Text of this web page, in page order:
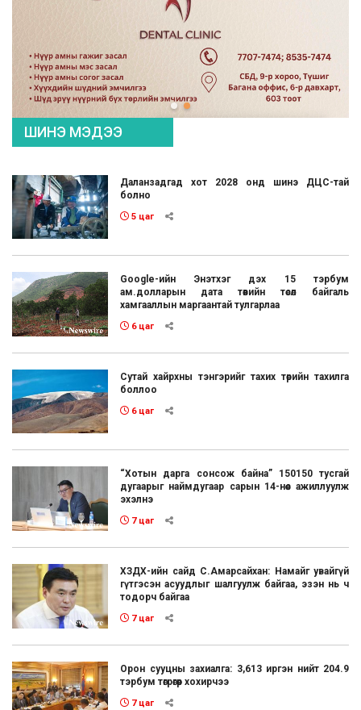
ШИНЭ МЭДЭЭ
Даланзадгад хот 2028 онд шинэ ДЦС-тай
болно
5 цаг
Google-ийн Энэтхэг дэх 15 тэрбум
ам.долларын дата төвийн төсөл байгаль
хамгааллын маргаантай тулгарлаа
6 цаг
Сутай хайрхны тэнгэрийг тахих төрийн тахилга
боллоо
6 цаг
“Хотын дарга сонсож байна” 150150 тусгай
дугаарыг наймдугаар сарын 14-нөөс ажиллуулж
эхэлнэ
7 цаг
ХЗДХ-ийн сайд С.Амарсайхан: Намайг увайгүй
гүтгэсэн асуудлыг шалгуулж байгаа, эзэн нь ч
тодорч байгаа
7 цаг
Орон сууцны захиалга: 3,613 иргэн нийт 204.9
тэрбум төгрөгөөр хохирчээ
7 цаг